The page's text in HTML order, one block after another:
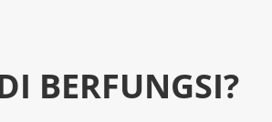
BERFUNGSI?